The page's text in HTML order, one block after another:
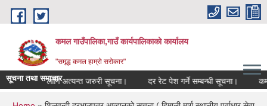
Skip to main content
कमल गाउँपालिका,गाउँ कार्यपालिकाको कार्यालय
"समृद्ध कमल हाम्रो सरोकार"
सूचना तथा समाचार
कृषकहरूका लागि अत्यन्त जरुरी सूचना। दर रेट पेश गर्ने सम्बन्धी सूचना।